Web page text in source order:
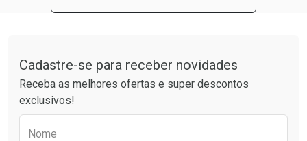
Cadastre-se para receber novidades
Receba as melhores ofertas e super descontos
exclusivos!
Nome